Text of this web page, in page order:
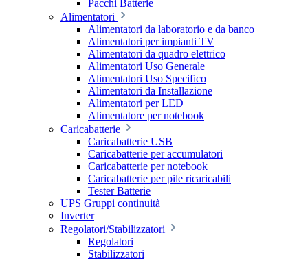
Pacchi Batterie
Alimentatori
Alimentatori da laboratorio e da banco
Alimentatori per impianti TV
Alimentatori da quadro elettrico
Alimentatori Uso Generale
Alimentatori Uso Specifico
Alimentatori da Installazione
Alimentatori per LED
Alimentatore per notebook
Caricabatterie
Caricabatterie USB
Caricabatterie per accumulatori
Caricabatterie per notebook
Caricabatterie per pile ricaricabili
Tester Batterie
UPS Gruppi continuità
Inverter
Regolatori/Stabilizzatori
Regolatori
Stabilizzatori